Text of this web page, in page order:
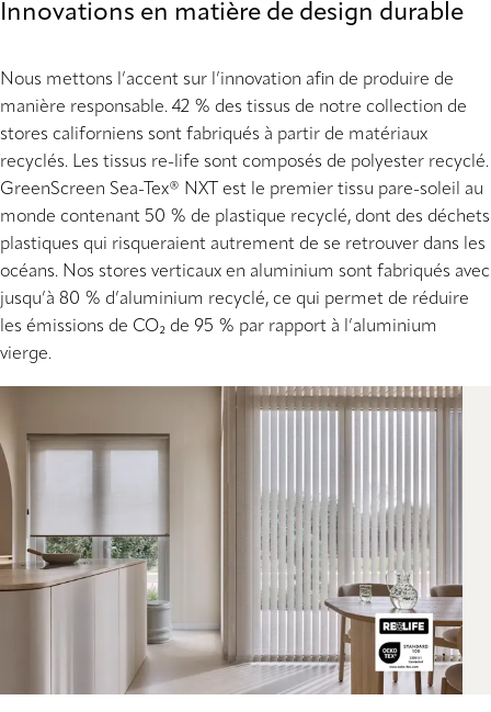
Innovations en matière de design durable
Nous mettons l’accent sur l’innovation afin de produire de
manière responsable. 42 % des tissus de notre collection de
stores californiens sont fabriqués à partir de matériaux
recyclés. Les tissus re-life sont composés de polyester recyclé.
GreenScreen Sea-Tex® NXT est le premier tissu pare-soleil au
monde contenant 50 % de plastique recyclé, dont des déchets
plastiques qui risqueraient autrement de se retrouver dans les
océans. Nos stores verticaux en aluminium sont fabriqués avec
jusqu’à 80 % d’aluminium recyclé, ce qui permet de réduire
les émissions de CO₂ de 95 % par rapport à l’aluminium
vierge.